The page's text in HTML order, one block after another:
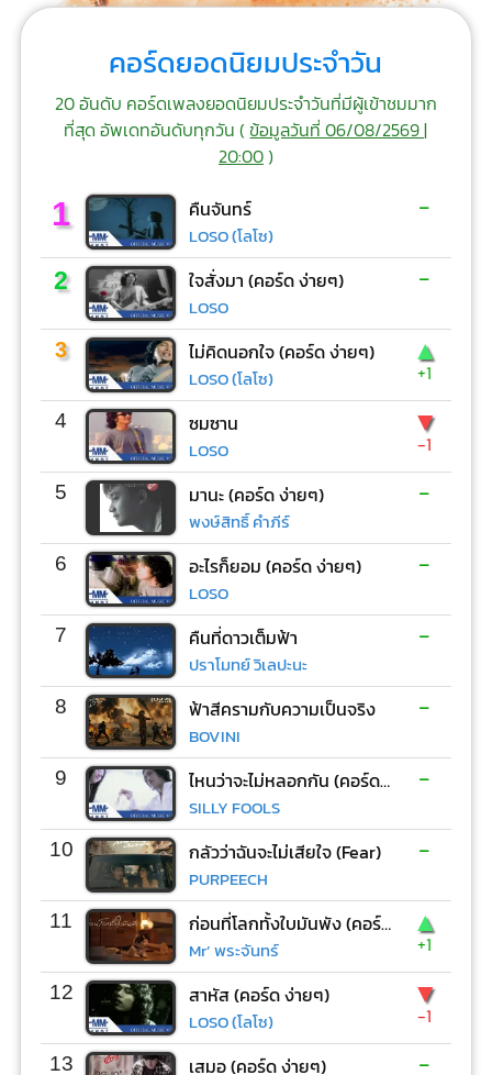
คอร์ดยอดนิยมประจำวัน
20 อันดับ คอร์ดเพลงยอดนิยมประจำวันที่มีผู้เข้าชมมาก
ที่สุด อัพเดทอันดับทุกวัน (ข้อมูลวันที่ 06/08/2569 |
20:00)
1 คืนจันทร์
LOSO (โลโซ)
-
2 ใจสั่งมา (คอร์ด ง่ายๆ)
LOSO
-
3 ไม่คิดนอกใจ (คอร์ด ง่ายๆ)
LOSO (โลโซ)
▲
+1
4 ซมซาน
LOSO
▼
-1
5 มานะ (คอร์ด ง่ายๆ)
พงษ์สิทธิ์ คำภีร์
-
6 อะไรก็ยอม (คอร์ด ง่ายๆ)
LOSO
-
7 คืนที่ดาวเต็มฟ้า
ปราโมทย์ วิเลปะนะ
-
8 ฟ้าสีครามกับความเป็นจริง
BOVINI
-
9 ไหนว่าจะไม่หลอกกัน (คอร์ด ง่ายๆ)
SILLY FOOLS
-
10 กลัวว่าฉันจะไม่เสียใจ (Fear)
PURPEECH
-
11 ก่อนที่โลกทั้งใบมันพัง (คอร์ด ง่ายๆ)
Mr’ พระจันทร์
▲
+1
12 สาหัส (คอร์ด ง่ายๆ)
LOSO (โลโซ)
▼
-1
13 เสมอ (คอร์ด ง่ายๆ) -